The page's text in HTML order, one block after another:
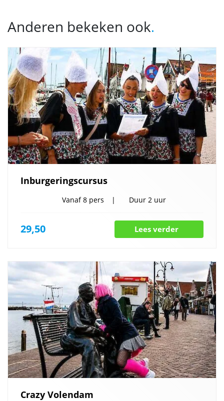
Anderen bekeken ook.
Inburgeringscursus
Vanaf8 pers Duur 2 uur
29,50 Lees verder
Crazy Volendam